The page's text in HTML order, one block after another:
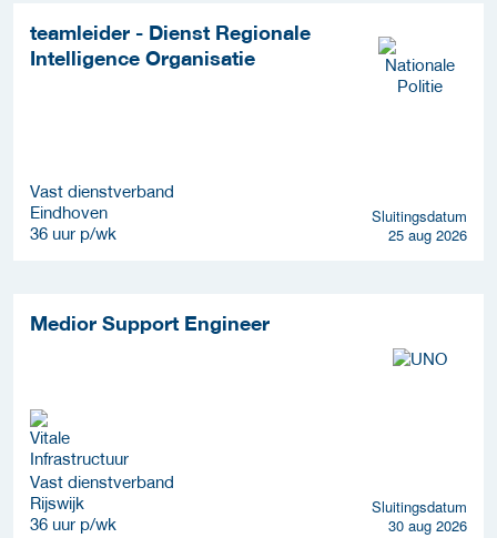
teamleider - Dienst Regionale
Intelligence Organisatie
Vast dienstverband
Eindhoven
36 uur p/wk
Sluitingsdatum
25 aug 2026
Medior Support Engineer
Vast dienstverband
Rijswijk
36 uur p/wk
Sluitingsdatum
30 aug 2026